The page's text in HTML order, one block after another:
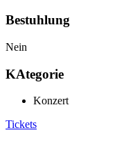
Bestuhlung
Nein
KAtegorie
Konzert
Tickets